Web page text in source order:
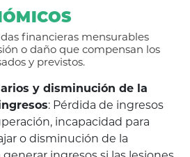
financieras mensurables
o daño que compensan los
y previstos.
y disminución de la
: Pérdida de ingresos
incapacidad para
o disminución de la